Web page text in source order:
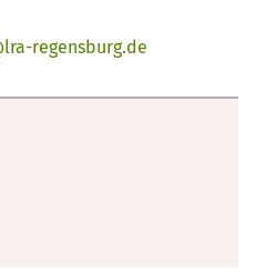
regensburg.de